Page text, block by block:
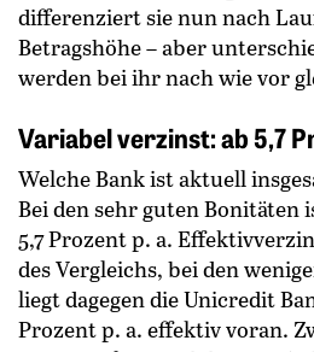
differenziert sie nun nach
Betragshöhe – aber
werden bei ihr nach wie vor
Variabel verzinst: ab 5,7
Welche Bank ist aktuell
Bei den sehr guten Bonitäten
5,7 Prozent p. a.
des Vergleichs, bei den
liegt dagegen die Unicredit
Prozent p. a. effektiv voran.